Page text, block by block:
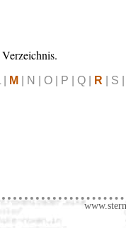
M | N | O | P | Q | R | S